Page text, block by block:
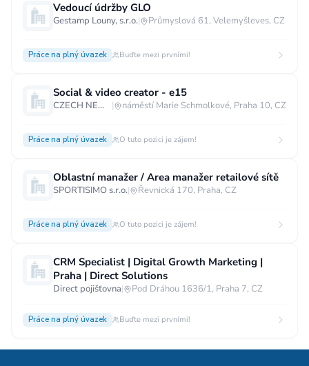
Vedoucí údržby GLO
Gestamp Louny, s.r.o.| Průmyslová 61, Velemyšleves, CZ
Práce na plný úvazek Buďte mezi prvními!
Social & video creator - e15
CZECH NEWS CENTER a.s. | náměstí Marie Schmolkové, Praha 10, CZ
Práce na plný úvazek O tuto pozici je zájem!
Oblastní manažer / Area manažer retailové sítě
SPORTISIMO s.r.o.| Řevnická 170, Praha, CZ
Práce na plný úvazek O tuto pozici je zájem!
CRM Specialist | Digital Growth Marketing |
Praha | Direct Solutions
Direct pojišťovna| Pod Dráhou 1636/1, Praha 7, CZ
Práce na plný úvazek Buďte mezi prvními!